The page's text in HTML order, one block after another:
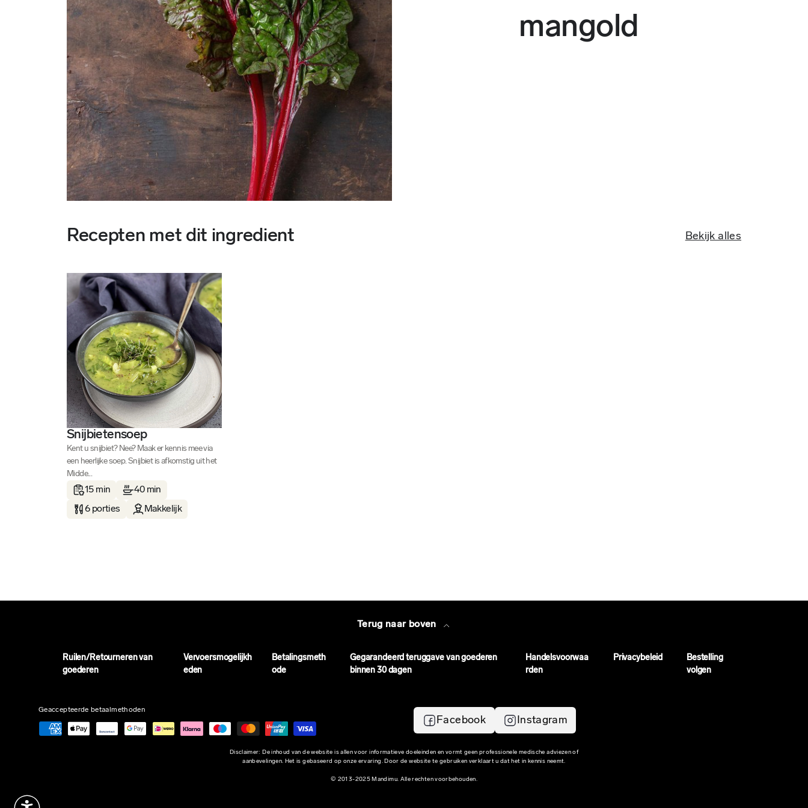
mangold
Recepten met dit ingredient Bekijk alles
Snijbietensoep
Kent u snijbiet? Nee? Maak er kennis mee via
een heerlijke soep. Snijbiet is afkomstig uit het
Midde...
15 min
40 min
6 porties
Makkelijk
Terug naar boven
Ruilen/Retourneren van
goederen
Vervoersmogelijkh
eden
Betalingsmeth
ode
Gegarandeerd teruggave van goederen
binnen 30 dagen
Handelsvoorwaa
rden
Privacybeleid
Bestelling
volgen
Geaccepteerde betaalmethoden
Facebook Instagram
Disclaimer: De inhoud van de website is allen voor informatieve doeleinden en vormt geen professionele medische adviezen of
aanbevelingen. Het is gebaseerd op onze ervaring. Door de website te gebruiken verklaart u dat het in kennis neemt.
© 2013-2025 Mandimu. Alle rechten voorbehouden.